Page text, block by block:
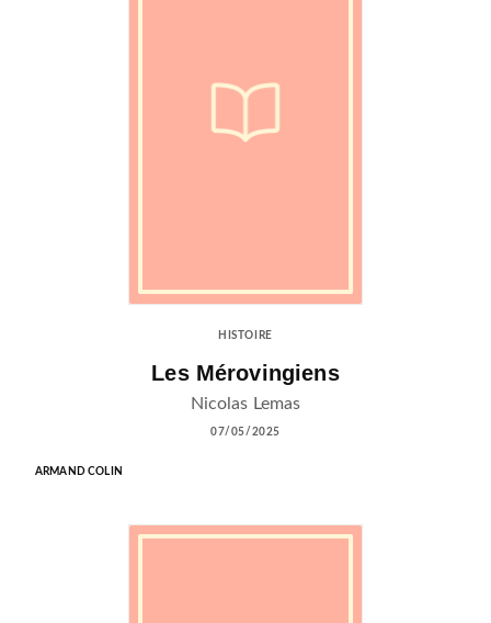
HISTOIRE
Les Mérovingiens
Nicolas Lemas
07/05/2025
ARMAND COLIN